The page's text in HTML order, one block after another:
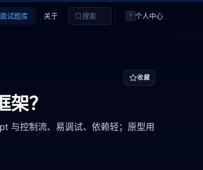
面试题库 关于 搜索 ? 个人中心
收藏
？
与控制流、易调试、依赖轻；原型用